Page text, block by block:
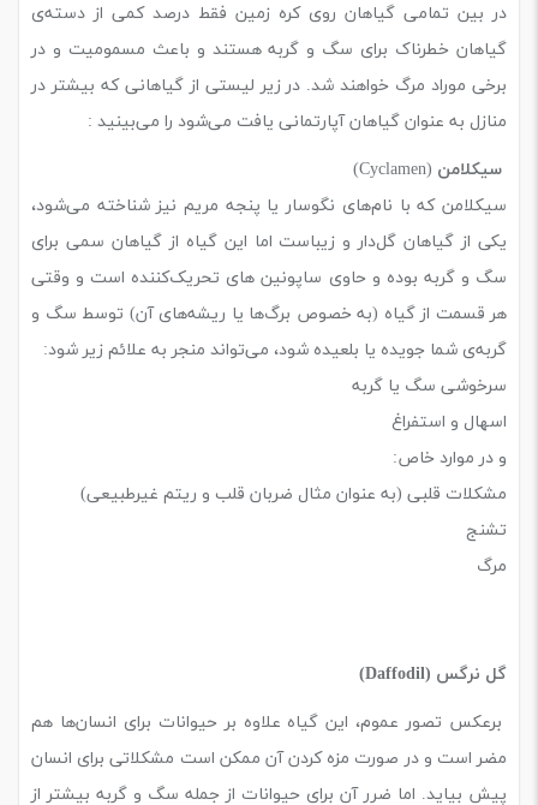
در بین تمامی گیاهان روی کره زمین فقط درصد کمی از دسته‌ی
گیاهان خطرناک برای سگ‌ و گربه هستند و باعث مسمومیت و در
برخی موراد مرگ خواهند شد. در زیر لیستی از گیاهانی که بیشتر در
منازل به عنوان گیاهان آپارتمانی یافت می‌شود را می‌بینید :
سیکلامن (Cyclamen)
سیکلامن که با نام‌های نگو‌سار یا پنجه مریم نیز شناخته می‌شود،
یکی از گیاهان گل‌دار و زیباست اما این گیاه از گیاهان سمی برای
سگ و گربه بوده و حاوی ساپونین های تحریک‌کننده است و وقتی
هر قسمت از گیاه (به خصوص برگ‌ها یا ریشه‌های آن) توسط سگ و
گربه‌ی شما جویده یا بلعیده شود، می‌تواند منجر به علائم زیر شود:
سرخوشی سگ یا گربه
اسهال و استفراغ
و در موارد خاص:
مشکلات قلبی (به عنوان مثال ضربان قلب و ریتم غیرطبیعی)
تشنج
مرگ
گل نرگس (Daffodil)
برعکس تصور عموم، این گیاه علاوه بر حیوانات برای انسان‌ها هم
مضر است و در صورت مزه کردن آن ممکن است مشکلاتی برای انسان
پیش بیاید. اما ضرر آن برای حیوانات از جمله سگ و گربه بیشتر از